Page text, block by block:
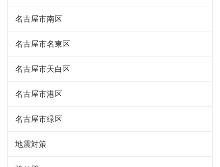
名古屋市南区
名古屋市名東区
名古屋市天白区
名古屋市港区
名古屋市緑区
地震対策